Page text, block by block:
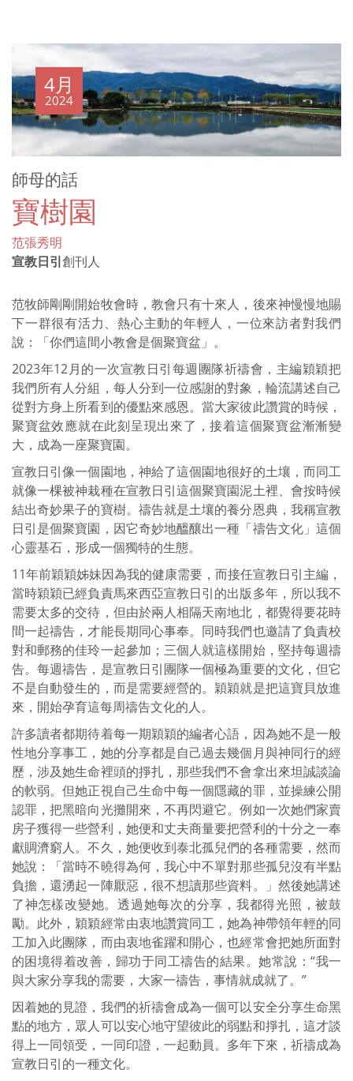
師母的話
寶樹園
4月
2024
范張秀明
宣教日引創刊人
范牧師剛剛開始牧會時，教會只有十來人，後來神慢慢地賜
下一群很有活力、熱心主動的年輕人，一位來訪者對我們
說：「你們這間小教會是個聚寶盆」。
2023年12月的一次宣教日引每週團隊祈禱會，主編穎穎把
我們所有人分組，每人分到一位感謝的對象，輪流講述自己
從對方身上所看到的優點來感恩。當大家彼此讚賞的時候，
聚寶盆效應就在此刻呈現出來了，接着這個聚寶盆漸漸變
大，成為一座聚寶園。
宣教日引像一個園地，神給了這個園地很好的土壤，而同工
就像一棵被神栽種在宣教日引這個聚寶園泥土裡、會按時候
結出奇妙果子的寶樹。禱告就是土壤的養分恩典，我稱宣教
日引是個聚寶園，因它奇妙地醞釀出一種「禱告文化」這個
心靈基石，形成一個獨特的生態。
11年前穎穎姊妹因為我的健康需要，而接任宣教日引主編，
當時穎穎已經負責馬來西亞宣教日引的出版多年，所以我不
需要太多的交待，但由於兩人相隔天南地北，都覺得要花時
間一起禱告，才能長期同心事奉。同時我們也邀請了負責校
對和郵務的佳玲一起參加；三個人就這樣開始，堅持每週禱
告。每週禱告，是宣教日引團隊一個極為重要的文化，但它
不是自動發生的，而是需要經營的。穎穎就是把這寶貝放進
來，開始孕育這每周禱告文化的人。
許多讀者都期待着每一期穎穎的編者心語，因為她不是一般
性地分享事工，她的分享都是自己過去幾個月與神同行的經
歷，涉及她生命裡頭的掙扎，那些我們不會拿出來坦誠談論
的軟弱。但她正視自己生命中每一個隱藏的罪，並操練公開
認罪，把黑暗向光攤開來，不再閃避它。例如一次她們家賣
房子獲得一些營利，她便和丈夫商量要把營利的十分之一奉
獻賙濟窮人。不久，她便收到泰北孤兒們的各種需要，然而
她說：「當時不曉得為何，我心中不單對那些孤兒沒有半點
負擔，還湧起一陣厭惡，很不想讀那些資料。」然後她講述
了神怎樣改變她。透過她每次的分享，我都得光照，被鼓
勵。此外，穎穎經常由衷地讚賞同工，她為神帶領年輕的同
工加入此團隊，而由衷地雀躍和開心，也經常會把她所面對
的困境得着改善，歸功于同工禱告的結果。她常說：“我一
與大家分享我的需要，大家一禱告，事情就成就了。”
因着她的見證，我們的祈禱會成為一個可以安全分享生命黑
點的地方，眾人可以安心地守望彼此的弱點和掙扎，這才談
得上一同領受，一同印證，一起動員。多年下來，祈禱成為
宣教日引的一種文化。